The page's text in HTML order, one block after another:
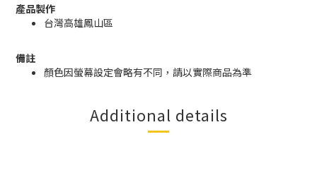
產品製作
台灣高雄鳳山區
備註
顏色因螢幕設定會略有不同，請以實際商品為準
Additional details